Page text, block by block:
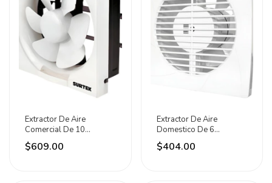
Extractor De Aire
Comercial De 10
Pulgadas Exac10 Foy
$609.00
Extractor De Aire
Domestico De 6
Pulgadas Exad6 Surtek
$404.00